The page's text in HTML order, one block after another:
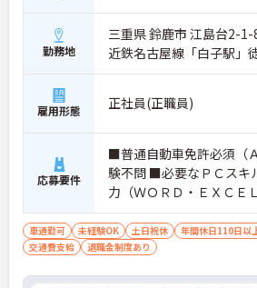
勤務地
三重県 鈴鹿市 江島台2-
近鉄名古屋線「白子駅」
雇用形態 正社員(正職員)
応募要件
■普通自動車免許必須（
験不問 ■必要なＰＣスキ
力（ＷＯＲＤ・ＥＸＣＥＬ
車通勤可 未経験OK 土日祝休 年間休日110日以
交通費支給
退職金制度あり